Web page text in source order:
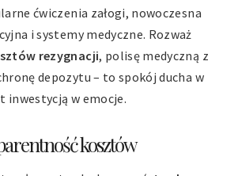
ćwiczenia załogi, nowoczesna
i systemy medyczne. Rozważ
rezygnacji, polisę medyczną z
depozytu – to spokój ducha w
inwestycją w emocje.
kosztów